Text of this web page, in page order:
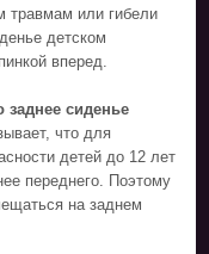
травмам или гибели
детском
вперед.
заднее сиденье
что для
детей до 12 лет
переднего. Поэтому
на заднем